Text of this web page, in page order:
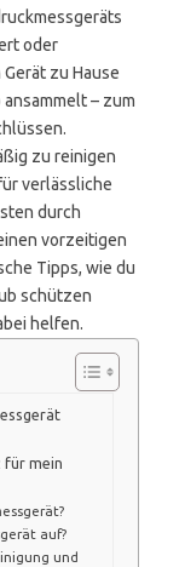
oder
zu Hause
– zum
zu reinigen
verlässliche
durch
vorzeitigen
Tipps, wie du
schützen
helfen.
für mein
auf?
und